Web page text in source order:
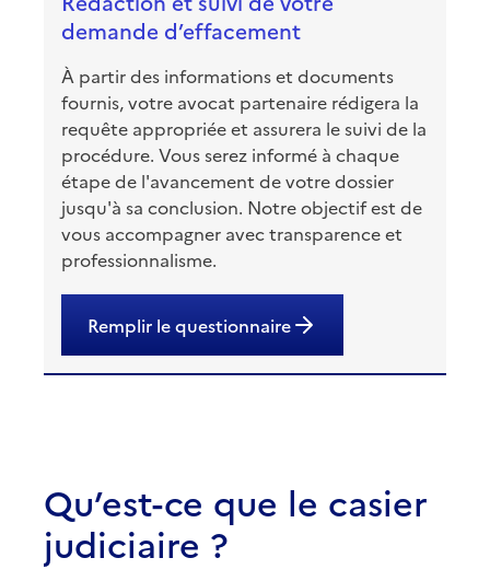
demande d’effacement
À partir des informations et documents
fournis, votre avocat partenaire rédigera la
requête appropriée et assurera le suivi de la
procédure. Vous serez informé à chaque
étape de l'avancement de votre dossier
jusqu'à sa conclusion. Notre objectif est de
vous accompagner avec transparence et
professionnalisme.
Remplir le questionnaire
Qu’est-ce que le casier
judiciaire ?